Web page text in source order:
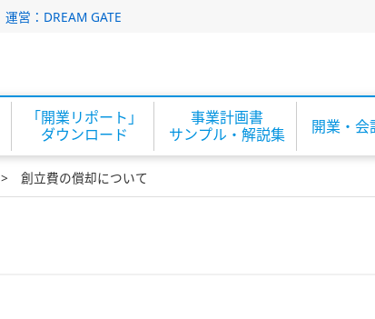
運営：DREAM GATE
「開業リポート」
ダウンロード
事業計画書
サンプル・解説集
開業・会
創立費の償却について